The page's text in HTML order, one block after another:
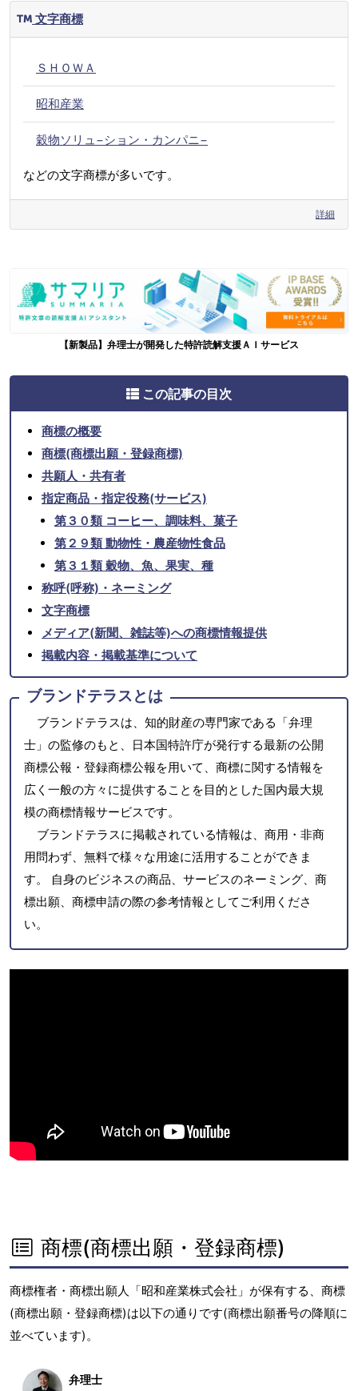
文字商標
ＳＨＯＷＡ
昭和産業
穀物ソリュ−ション・カンパニ−
などの文字商標が多いです。
詳細
【新製品】弁理士が開発した特許読解支援ＡＩサービス
この記事の目次
商標の概要
商標(商標出願・登録商標)
共願人・共有者
指定商品・指定役務(サービス)
第３０類 コーヒー、調味料、菓子
第２９類 動物性・農産物性食品
第３１類 穀物、魚、果実、種
称呼(呼称)・ネーミング
文字商標
メディア(新聞、雑誌等)への商標情報提供
掲載内容・掲載基準について
ブランドテラスとは
ブランドテラスは、知的財産の専門家である「弁理
士」の監修のもと、日本国特許庁が発行する最新の公開
商標公報・登録商標公報を用いて、商標に関する情報を
広く一般の方々に提供することを目的とした国内最大規
模の商標情報サービスです。
ブランドテラスに掲載されている情報は、商用・非商
用問わず、無料で様々な用途に活用することができま
す。 自身のビジネスの商品、サービスのネーミング、商
標出願、商標申請の際の参考情報としてご利用くださ
い。
商標(商標出願・登録商標)
商標権者・商標出願人「昭和産業株式会社」が保有する、商標
(商標出願・登録商標)は以下の通りです(商標出願番号の降順に
並べています)。
弁理士